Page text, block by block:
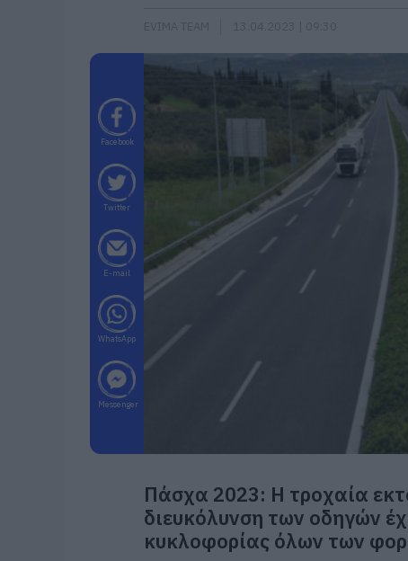
Facebook
Twitter
E-mail
WhatsApp
Messenger
Πάσχα 2023: Η τροχαία
διευκόλυνση των οδηγών
κυκλοφορίας όλων των